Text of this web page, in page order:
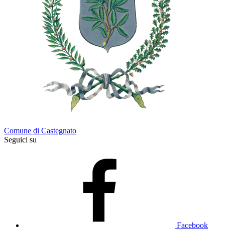
Comune di Castegnato
Seguici su
Facebook